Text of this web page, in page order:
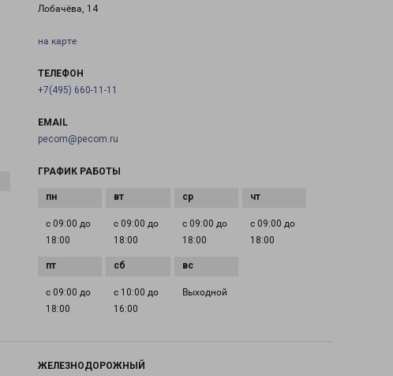
Лобачёва, 14
на карте
ТЕЛЕФОН
+7(495) 660-11-11
EMAIL
pecom@pecom.ru
ГРАФИК РАБОТЫ
с 09:00 до
18:00
с 09:00 до
18:00
с 09:00 до
18:00
с 09:00 до
18:00
с 09:00 до
18:00
с 10:00 до
16:00
Выходной
ЖЕЛЕЗНОДОРОЖНЫЙ